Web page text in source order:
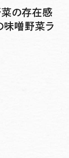
菜の存在感
味噌野菜ラ